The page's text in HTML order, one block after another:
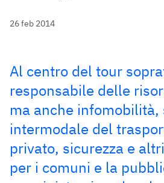
26 feb 2014
Al centro del tour
responsabile delle
ma anche infomobilità,
intermodale del
privato, sicurezza e
per i comuni e la